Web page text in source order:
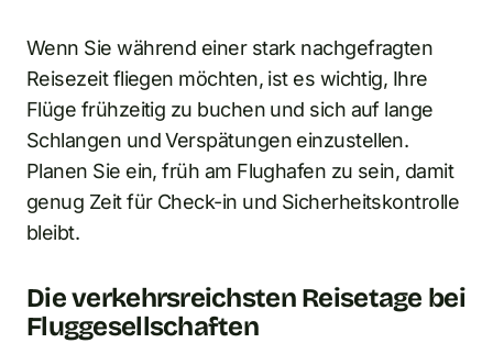
Wenn Sie während einer stark nachgefragten
Reisezeit fliegen möchten, ist es wichtig, Ihre
Flüge frühzeitig zu buchen und sich auf lange
Schlangen und Verspätungen einzustellen.
Planen Sie ein, früh am Flughafen zu sein, damit
genug Zeit für Check-in und Sicherheitskontrolle
bleibt.
Die verkehrsreichsten Reisetage bei
Fluggesellschaften